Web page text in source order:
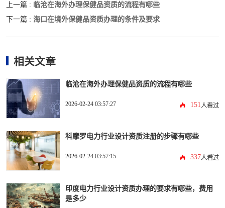
上一篇 : 临沧在海外办理保健品资质的流程有哪些
下一篇 : 海口在境外保健品资质办理的条件及要求
相关文章
临沧在海外办理保健品资质的流程有哪些
2026-02-24 03:57:27 151人看过
科摩罗电力行业设计资质注册的步骤有哪些
2026-02-24 03:57:15 337人看过
印度电力行业设计资质办理的要求有哪些，费用
是多少